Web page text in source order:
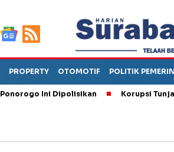
PROPERTY OTOMOTIF POLITIK
Ini Dipolisikan Korupsi